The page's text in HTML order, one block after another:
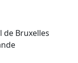
de Bruxelles